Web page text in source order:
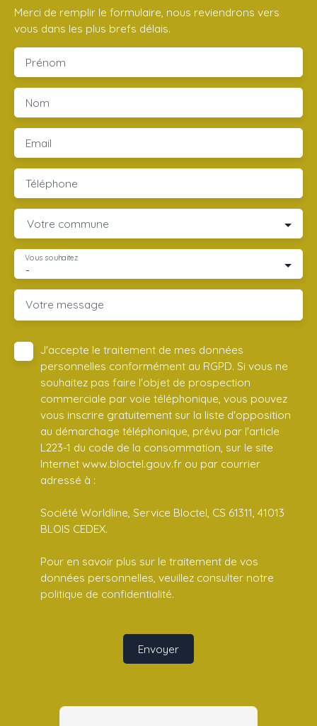
Merci de remplir le formulaire, nous reviendrons vers
vous dans les plus brefs délais.
Prénom
Nom
Email
Téléphone
Votre commune
-
Vous souhaitez
Votre message
J'accepte le traitement de mes données
personnelles conformément au RGPD. Si vous ne
souhaitez pas faire l'objet de prospection
commerciale par voie téléphonique, vous pouvez
vous inscrire gratuitement sur la liste d'opposition
au démarchage téléphonique, prévu par l'article
L223-1 du code de la consommation, sur le site
Internet www.bloctel.gouv.fr ou par courrier
adressé à :
Société Worldline, Service Bloctel, CS 61311, 41013
BLOIS CEDEX.
Pour en savoir plus sur le traitement de vos
données personnelles, veuillez consulter notre
politique de confidentialité.
Envoyer